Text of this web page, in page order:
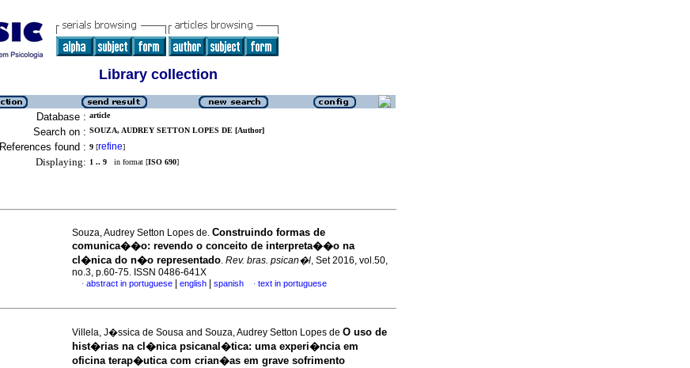
Library collection
Database : article
Search on : SOUZA, AUDREY SETTON LOPES DE [Author]
References found : 9 [refine]
Displaying: 1 .. 9 in format [ISO 690]
Souza, Audrey Setton Lopes de. Construindo formas de
comunica��o: revendo o conceito de interpreta��o na
cl�nica do n�o representado. Rev. bras. psican�l, Set 2016, vol.50,
no.3, p.60-75. ISSN 0486-641X
· abstract in portuguese english spanish · text in portuguese
Villela, J�ssica de Sousa and Souza, Audrey Setton Lopes de O uso de
hist�rias na cl�nica psicanal�tica: uma experi�ncia em
oficina terap�utica com crian�as em grave sofrimento